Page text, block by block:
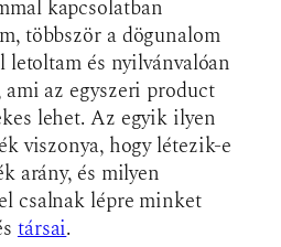
kapcsolatban
többször a dögunalom
letoltam és nyilvánvalóan
az egyszeri product
lehet. Az egyik ilyen
viszonya, hogy létezik-e
arány, és milyen
csalnak lépre minket
társai.